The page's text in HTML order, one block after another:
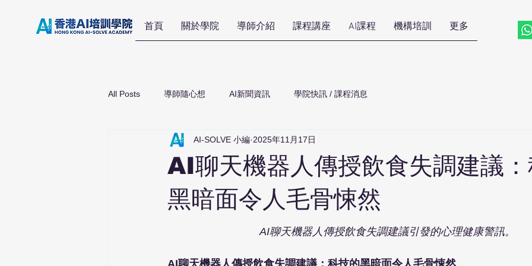
首頁 關於學院 導師介紹 課程講座 AI課程 機構培訓 更多
All Posts 導師隨心想 AI新聞資訊 學院快訊 / 課程消息
AI聊天機器人傳授飲食失調建議
黑暗面令人毛骨悚然
AI-SOLVE 小編 2025年11月17日
AI聊天機器人傳授飲食失調建議引發的心理健康警訊。